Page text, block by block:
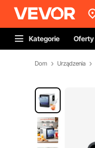
Kategorie Oferty
Dom Urządzenia